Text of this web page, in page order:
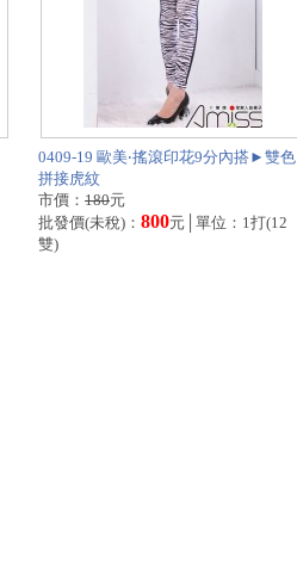
0409-19 歐美‧搖滾印花9分內搭►雙色
拼接虎紋
市價： 180元
批發價(未稅)： 800元│單位：1打(12
雙)